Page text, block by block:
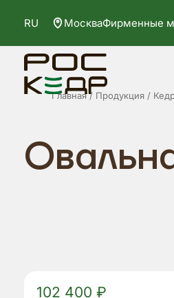
RU МоскваФирменные
Главная Продукция
102 400 ₽